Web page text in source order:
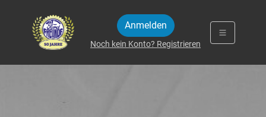
Anmelden
Noch kein Konto? Registrieren